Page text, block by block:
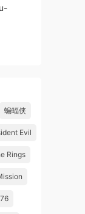
蝙蝠侠
Evil
Rings